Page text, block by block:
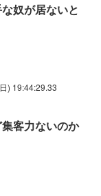
奴が居ないと
) 19:44:29.33
客力ないのか